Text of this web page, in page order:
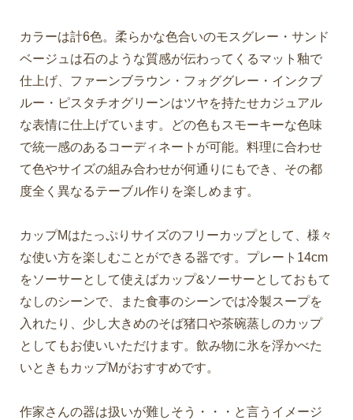
カラーは計6色。柔らかな色合いのモスグレー・サンド
ベージュは石のような質感が伝わってくるマット釉で
仕上げ、ファーンブラウン・フォググレー・インクブ
ルー・ピスタチオグリーンはツヤを持たせカジュアル
な表情に仕上げています。どの色もスモーキーな色味
で統一感のあるコーディネートが可能。料理に合わせ
て色やサイズの組み合わせが何通りにもでき、その都
度全く異なるテーブル作りを楽しめます。
カップMはたっぷりサイズのフリーカップとして、様々
な使い方を楽しむことができる器です。プレート14cm
をソーサーとして使えばカップ&ソーサーとしておもて
なしのシーンで、また食事のシーンでは冷製スープを
入れたり、少し大きめのそば猪口や茶碗蒸しのカップ
としてもお使いいただけます。飲み物に氷を浮かべた
いときもカップMがおすすめです。
作家さんの器は扱いが難しそう・・・と言うイメージ